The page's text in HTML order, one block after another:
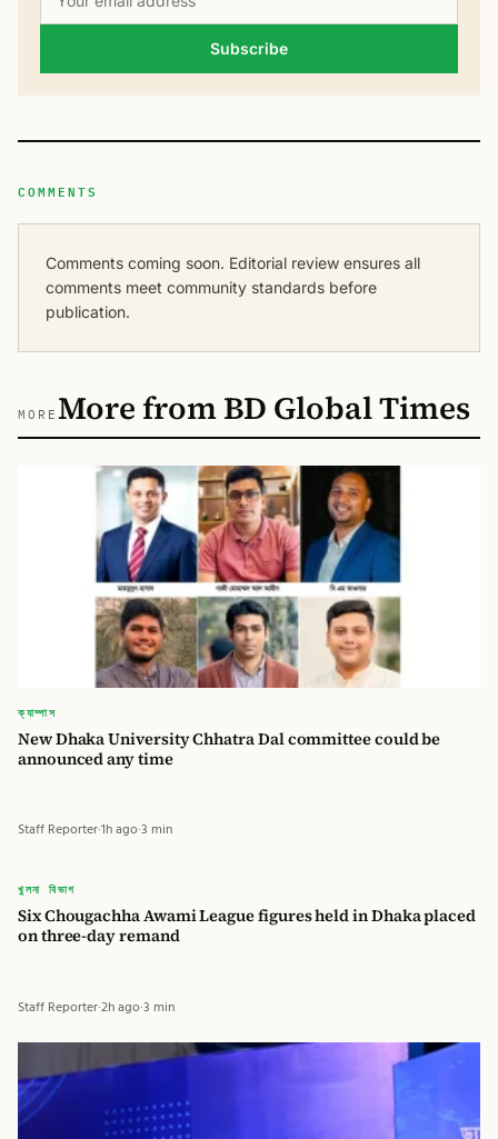
Subscribe
COMMENTS
Comments coming soon. Editorial review ensures all
comments meet community standards before
publication.
MORE More from BD Global Times
ক্যাম্পাস
New Dhaka University Chhatra Dal committee could be
announced any time
Staff Reporter·1h ago·3 min
বিডি
বিডি গ্লোবাল টাইমস
খুলনা বিভাগ
Six Chougachha Awami League figures held in Dhaka placed
on three-day remand
Staff Reporter·2h ago·3 min